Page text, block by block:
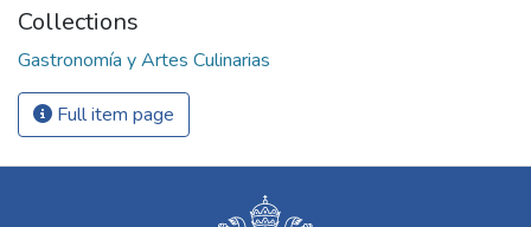
Collections
Gastronomía y Artes Culinarias
Full item page